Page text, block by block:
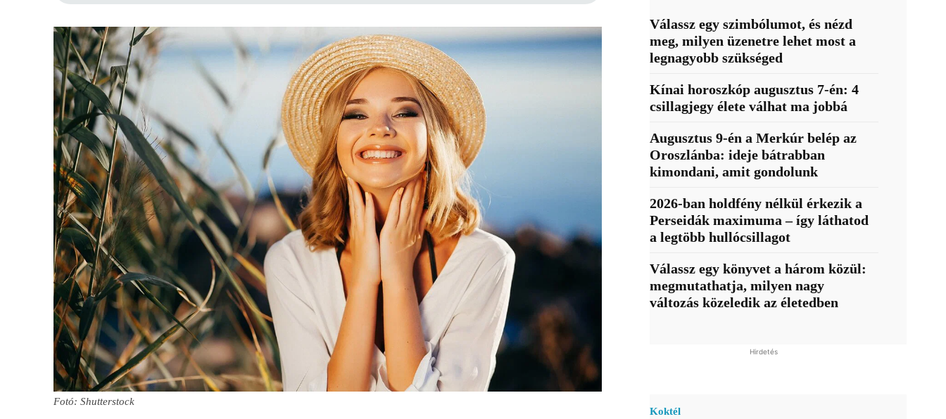
Fotó: Shutterstock
Válassz egy szimbólumot, és nézd
meg, milyen üzenetre lehet most a
legnagyobb szükséged
Kínai horoszkóp augusztus 7-én: 4
csillagjegy élete válhat ma jobbá
Augusztus 9-én a Merkúr belép az
Oroszlánba: ideje bátrabban
kimondani, amit gondolunk
2026-ban holdfény nélkül érkezik a
Perseidák maximuma – így láthatod
a legtöbb hullócsillagot
Válassz egy könyvet a három közül:
megmutathatja, milyen nagy
változás közeledik az életedben
Hirdetés
Koktél